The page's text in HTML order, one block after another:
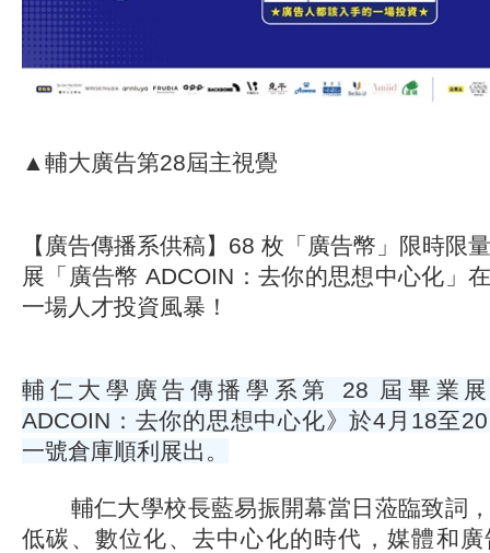
▲輔大廣告第28屆主視覺
【廣告傳播系供稿】68 枚「廣告幣」限時限
展「廣告幣 ADCOIN：去你的思想中心化」
一場人才投資風暴！
輔仁大學廣告傳播學系第 28 屆畢業
ADCOIN：去你的思想中心化》於4月18至
一號倉庫順利展出。
輔仁大學校長藍易振開幕當日蒞臨致詞，
低碳、數位化、去中心化的時代，媒體和